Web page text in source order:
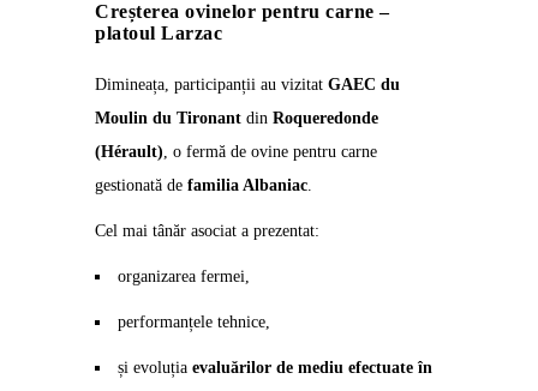
Creșterea ovinelor pentru carne –
platoul Larzac
Dimineața, participanții au vizitat GAEC du
Moulin du Tironant din Roqueredonde
(Hérault), o fermă de ovine pentru carne
gestionată de familia Albaniac.
Cel mai tânăr asociat a prezentat:
organizarea fermei,
performanțele tehnice,
și evoluția evaluărilor de mediu efectuate în